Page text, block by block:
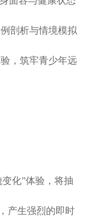
剖析与情境模拟
，筑牢青少年远
化”体验，将抽
产生强烈的即时